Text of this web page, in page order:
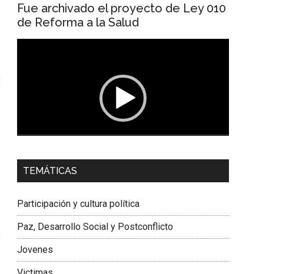
Fue archivado el proyecto de Ley 010
de Reforma a la Salud
Dra. Carolina Corcho Mejía,
Latinoamericana Sur, Vicepresidenta Federación
TEMÁTICAS
Participación y cultura política
Paz, Desarrollo Social y Postconflicto
Jovenes